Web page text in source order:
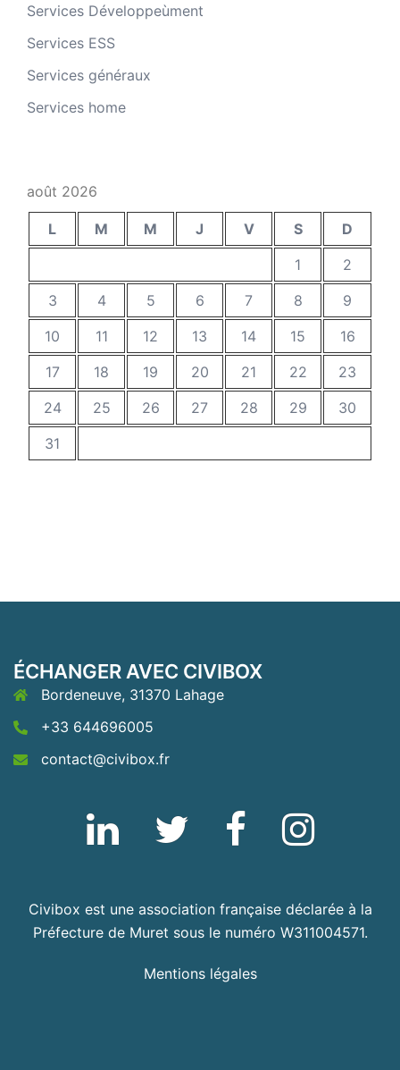
Services Développeùment
Services ESS
Services généraux
Services home
août 2026
L M M J V S
D
1
2
3
4 5 6 7 8
9
10
11 12 13 14 15
16
17
18 19 20 21 22
23
24
25 26 27 28 29
30
31
ÉCHANGER AVEC CIVIBOX
Bordeneuve, 31370 Lahage
+33 644696005
contact@civibox.fr
Linkedin Twitter Fb Instagram
Civibox est une association française déclarée à la
Préfecture de Muret sous le numéro W311004571.
Mentions légales